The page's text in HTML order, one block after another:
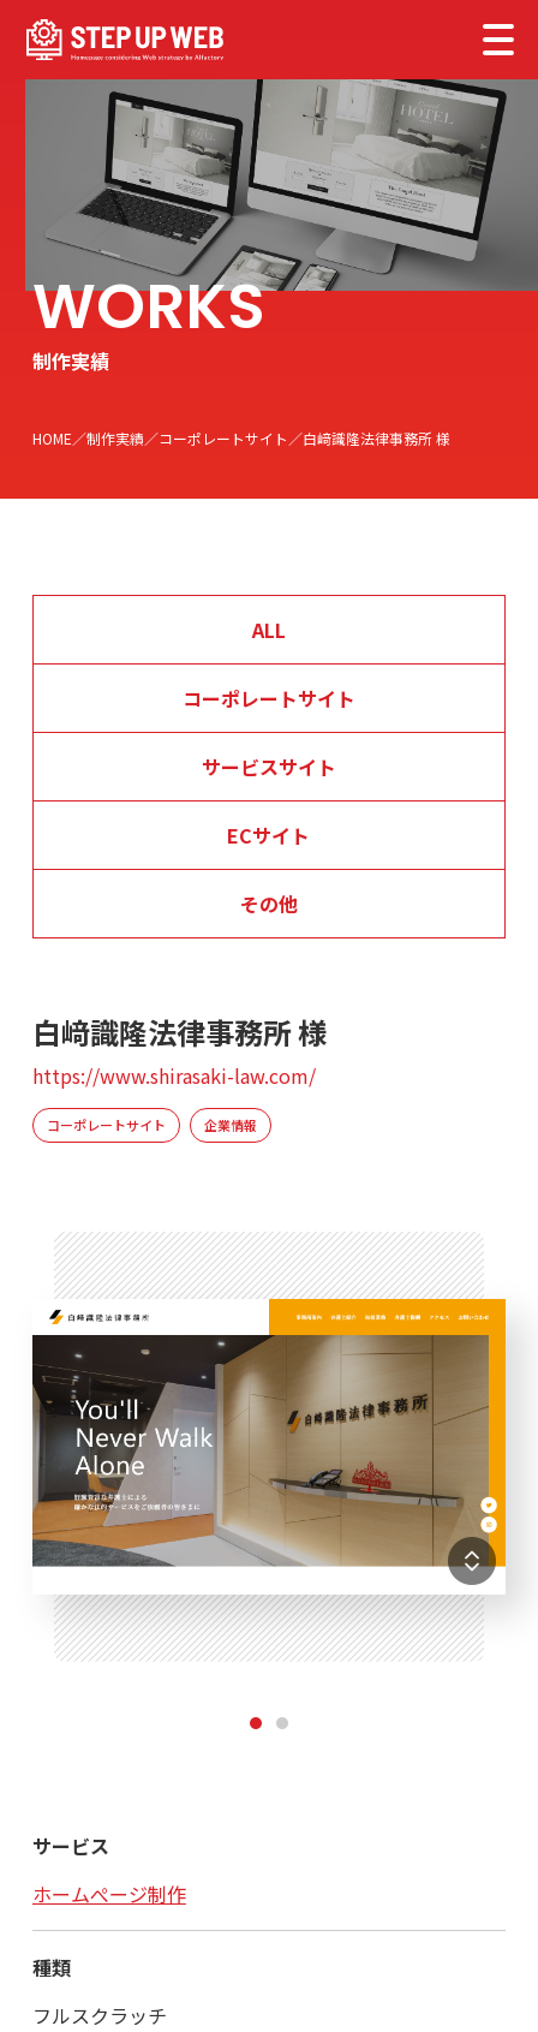
制作実績
HOME 制作実績 コーポレートサイト 白﨑識隆法律事務所 様
ALL
コーポレートサイト
サービスサイト
ECサイト
その他
白﨑識隆法律事務所 様
https://www.shirasaki-law.com/
コーポレートサイト 企業情報
1 2
サービス
ホームぺージ制作
種類
フルスクラッチ